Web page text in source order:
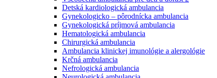
Detská kardiologická ambulancia
Gynekologicko – pôrodnícka ambulancia
Gynekologická príjmová ambulancia
Hematologická ambulancia
Chirurgická ambulancia
Ambulancia klinickej imunológie a alergológie
Krčná ambulancia
Nefrologická ambulancia